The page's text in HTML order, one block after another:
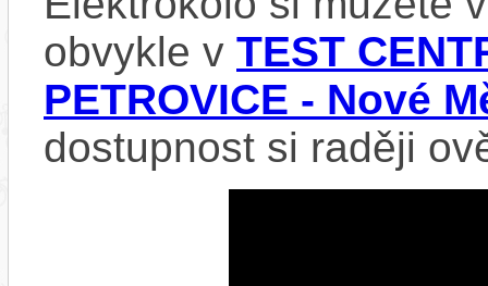
obvykle v TEST
PETROVICE - Nové
dostupnost si raději